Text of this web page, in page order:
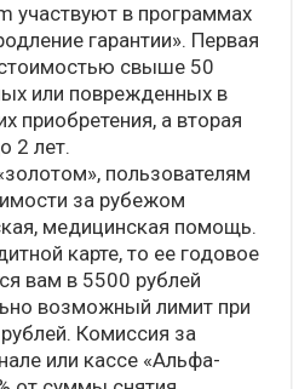
участвуют в программах
гарантии». Первая
свыше 50
или поврежденных в
приобретения, а вторая
2 лет.
пользователям
за рубежом
медицинская помощь.
карте, то ее годовое
вам в 5500 рублей
возможный лимит при
Комиссия за
или кассе «Альфа-